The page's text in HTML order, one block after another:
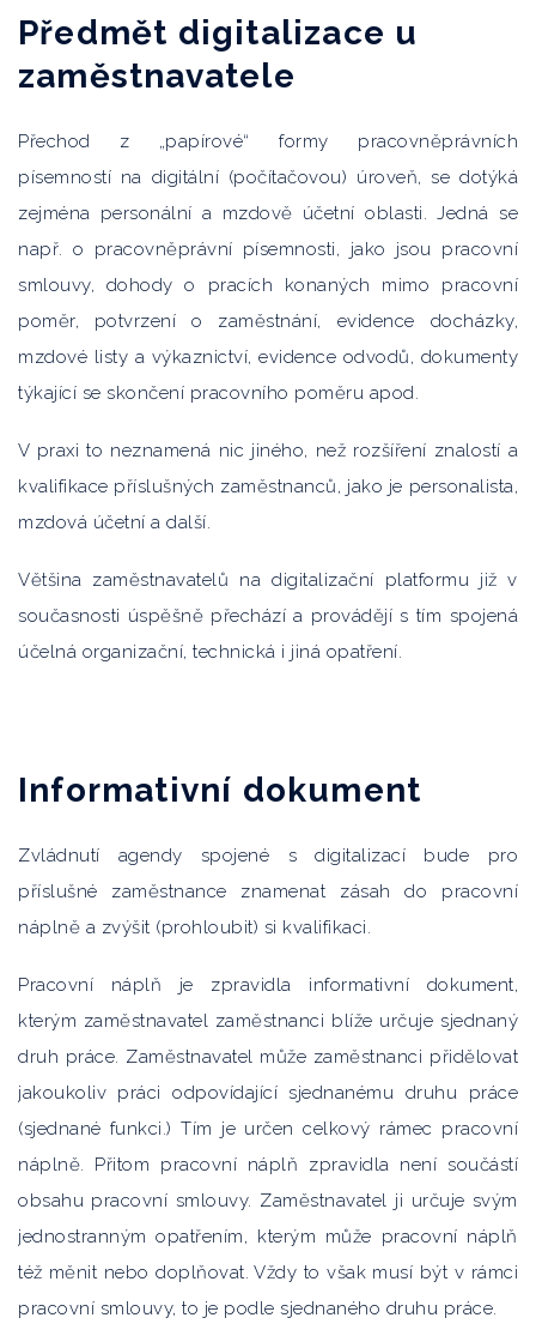
Předmět digitalizace u
zaměstnavatele
Přechod z „papírové“ formy pracovněprávních
písemností na digitální (počítačovou) úroveň, se dotýká
zejména personální a mzdově účetní oblasti. Jedná se
např. o pracovněprávní písemnosti, jako jsou pracovní
smlouvy, dohody o pracích konaných mimo pracovní
poměr, potvrzení o zaměstnání, evidence docházky,
mzdové listy a výkaznictví, evidence odvodů, dokumenty
týkající se skončení pracovního poměru apod.
V praxi to neznamená nic jiného, než rozšíření znalostí a
kvalifikace příslušných zaměstnanců, jako je personalista,
mzdová účetní a další.
Většina zaměstnavatelů na digitalizační platformu již v
současnosti úspěšně přechází a provádějí s tím spojená
účelná organizační, technická i jiná opatření.
Informativní dokument
Zvládnutí agendy spojené s digitalizací bude pro
příslušné zaměstnance znamenat zásah do pracovní
náplně a zvýšit (prohloubit) si kvalifikaci.
Pracovní náplň je zpravidla informativní dokument,
kterým zaměstnavatel zaměstnanci blíže určuje sjednaný
druh práce. Zaměstnavatel může zaměstnanci přidělovat
jakoukoliv práci odpovídající sjednanému druhu práce
(sjednané funkci.) Tím je určen celkový rámec pracovní
náplně. Přitom pracovní náplň zpravidla není součástí
obsahu pracovní smlouvy. Zaměstnavatel ji určuje svým
jednostranným opatřením, kterým může pracovní náplň
též měnit nebo doplňovat. Vždy to však musí být v rámci
pracovní smlouvy, to je podle sjednaného druhu práce.